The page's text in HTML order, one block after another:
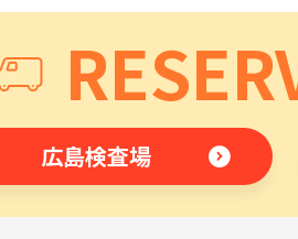
広島検査場